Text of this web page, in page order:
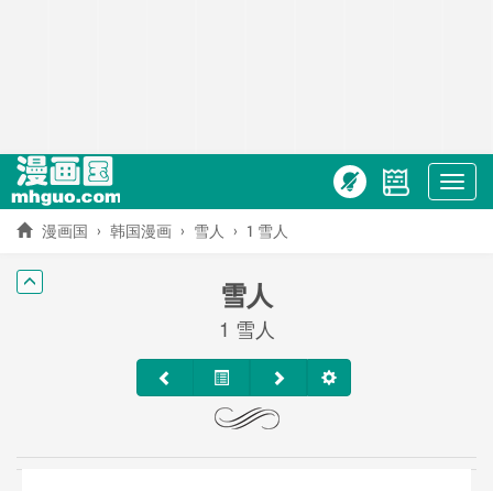
Show
menu
漫画国 韩国漫画 雪人 1 雪人
雪人
1 雪人